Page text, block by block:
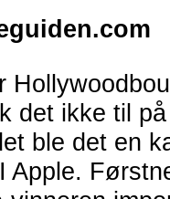
det ikke til
ble det en
Apple.